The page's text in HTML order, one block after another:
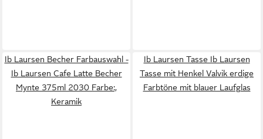
Ib Laursen Becher Farbauswahl -
Ib Laursen Cafe Latte Becher
Mynte 375ml 2030 Farbe:,
Keramik
Ib Laursen Tasse Ib Laursen
Tasse mit Henkel Valvik erdige
Farbtöne mit blauer Laufglas